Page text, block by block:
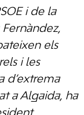
i de la
els
i les
d’extrema
a Algaida, ha